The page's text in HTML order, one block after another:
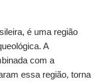
é uma região
A
com a
essa região, torna